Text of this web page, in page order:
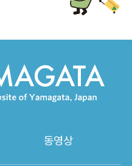
동영상